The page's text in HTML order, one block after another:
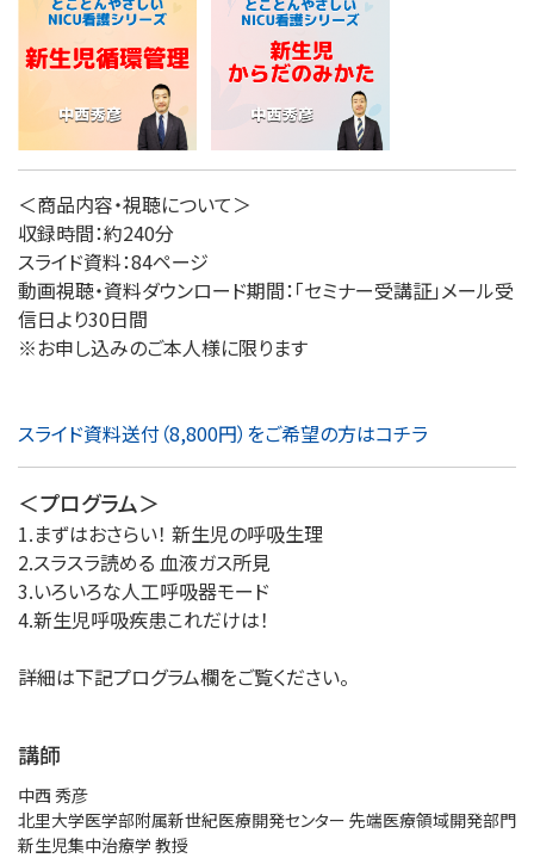
＜商品内容・視聴について＞
収録時間：約240分
スライド資料：84ページ
動画視聴・資料ダウンロード期間：「セミナー受講証」メール受
信日より30日間
※お申し込みのご本人様に限ります
スライド資料送付（8,800円）をご希望の方はコチラ
＜プログラム＞
1.まずはおさらい！ 新生児の呼吸生理
2.スラスラ読める 血液ガス所見
3.いろいろな人工呼吸器モード
4.新生児呼吸疾患これだけは！
詳細は下記プログラム欄をご覧ください。
講師
中西 秀彦
北里大学医学部附属新世紀医療開発センター 先端医療領域開発部門
新生児集中治療学 教授